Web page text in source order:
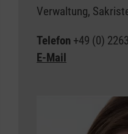
Verwaltung,
Telefon +49 (0)
E-Mail